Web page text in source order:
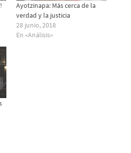
Ayotzinapa: Más cerca de la
verdad y la justicia
28 junio, 2018
En «Análisis»